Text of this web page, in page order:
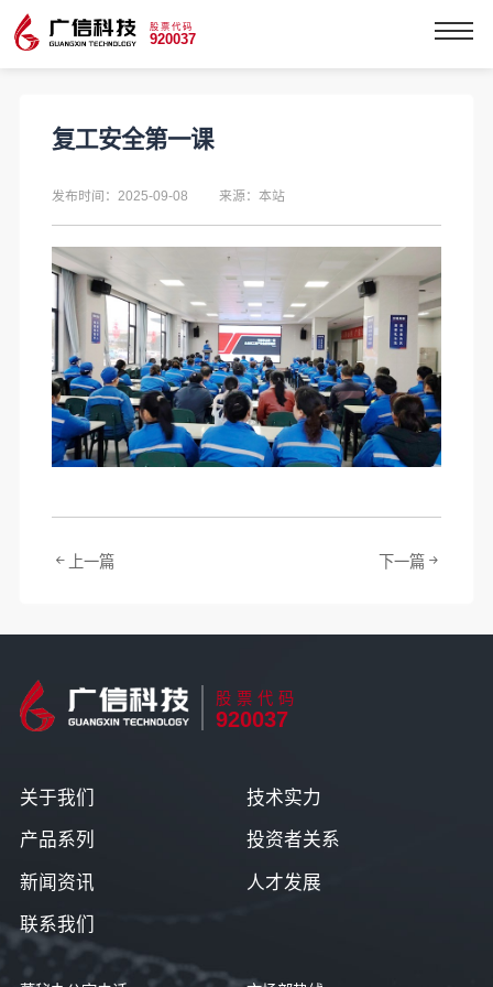
股票代码
920037
复工安全第一课
发布时间：2025-09-08 来源：本站
上一篇 下一篇
股票代码
920037
关于我们 技术实力
产品系列 投资者关系
新闻资讯 人才发展
联系我们